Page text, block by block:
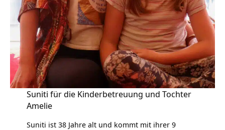
Suniti für die Kinderbetreuung und Tochter
Amelie
Suniti ist 38 Jahre alt und kommt mit ihrer 9